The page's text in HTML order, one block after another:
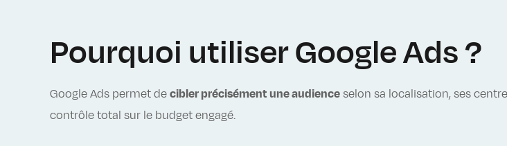
Pourquoi utiliser Google Ads ?
Google Ads permet de cibler précisément une audienceselon sa localisation, ses
contrôle total sur le budget engagé.